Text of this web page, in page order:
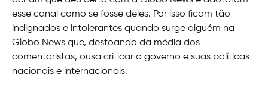
esse canal como se fosse deles. Por isso ficam tão
indignados e intolerantes quando surge alguém na
Globo News que, destoando da média dos
comentaristas, ousa criticar o governo e suas políticas
nacionais e internacionais.